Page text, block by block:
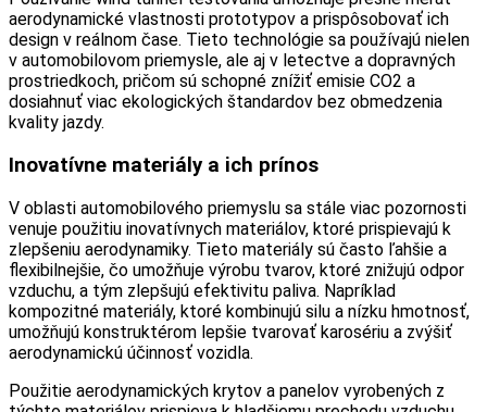
aerodynamické vlastnosti prototypov a prispôsobovať ich
design v reálnom čase. Tieto technológie sa používajú nielen
v automobilovom priemysle, ale aj v letectve a dopravných
prostriedkoch, pričom sú schopné znížiť emisie CO2 a
dosiahnuť viac ekologických štandardov bez obmedzenia
kvality jazdy.
Inovatívne materiály a ich prínos
V oblasti automobilového priemyslu sa stále viac pozornosti
venuje použitiu inovatívnych materiálov, ktoré prispievajú k
zlepšeniu aerodynamiky. Tieto materiály sú často ľahšie a
flexibilnejšie, čo umožňuje výrobu tvarov, ktoré znižujú odpor
vzduchu, a tým zlepšujú efektivitu paliva. Napríklad
kompozitné materiály, ktoré kombinujú silu a nízku hmotnosť,
umožňujú konstruktérom lepšie tvarovať karosériu a zvýšiť
aerodynamickú účinnosť vozidla.
Použitie aerodynamických krytov a panelov vyrobených z